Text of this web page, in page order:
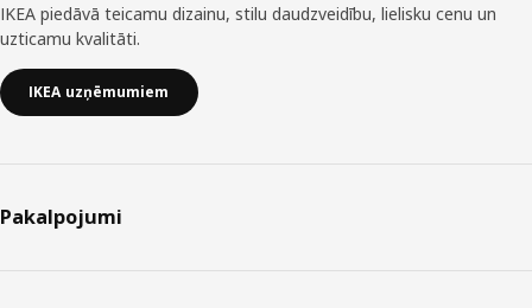
IKEA piedāvā teicamu dizainu, stilu daudzveidību, lielisku cenu un
uzticamu kvalitāti.
IKEA uzņēmumiem
Pakalpojumi